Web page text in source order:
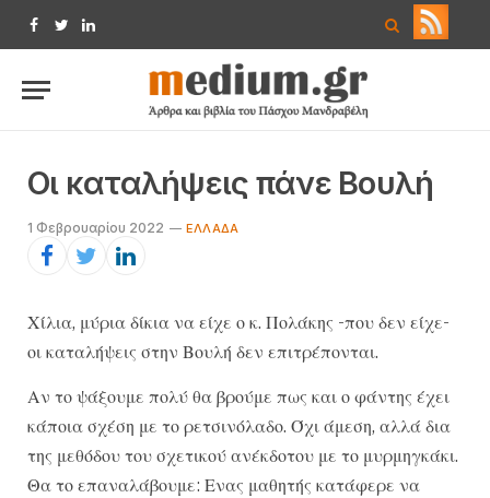
Facebook
TwitterLinkedIn
Οι καταλήψεις πάνε Βουλή
1 Φεβρουαρίου 2022 ΕΛΛΆΔΑ
Χίλια, μύρια δίκια να είχε ο κ. Πολάκης -που δεν είχε-
οι καταλήψεις στην Βουλή δεν επιτρέπονται.
Αν το ψάξουμε πολύ θα βρούμε πως και ο φάντης έχει
κάποια σχέση με το ρετσινόλαδο. Όχι άμεση, αλλά δια
της μεθόδου του σχετικού ανέκδοτου με το μυρμηγκάκι.
Θα το επαναλάβουμε: Ενας μαθητής κατάφερε να